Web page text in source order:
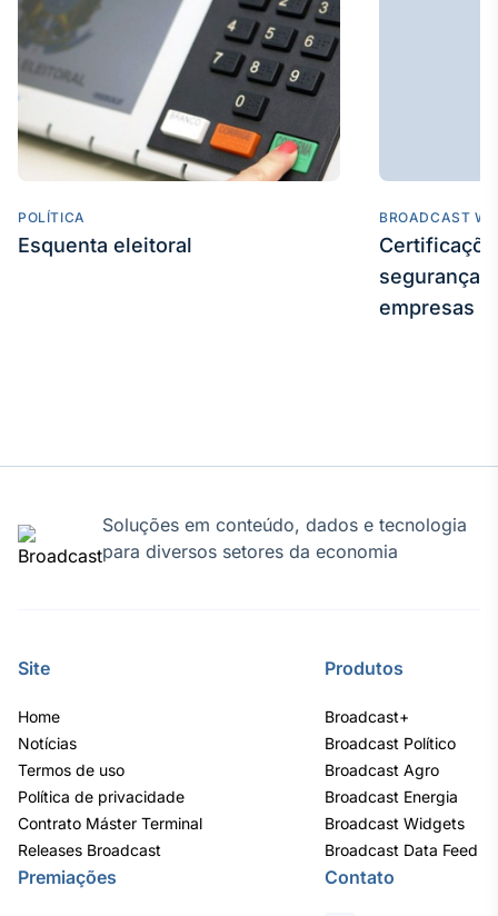
conteúdos
noticiosos
Soluções de
Tecnologia
Broadcast
Radar
Monitoramento
inteligente de
Gestão de
Investimentos
POLÍTICA
Esquenta eleitoral
BROADCAST
segurança
empresas
Soluções em conteúdo, dados e tecnologia
para diversos setores da economia
Site
Home
Notícias
Termos de uso
Política de privacidade
Contrato Máster Terminal
Releases Broadcast
Produtos
Broadcast+
Broadcast Político
Broadcast Agro
Broadcast Energia
Broadcast Widgets
Broadcast Data Feed
Premiações Contato